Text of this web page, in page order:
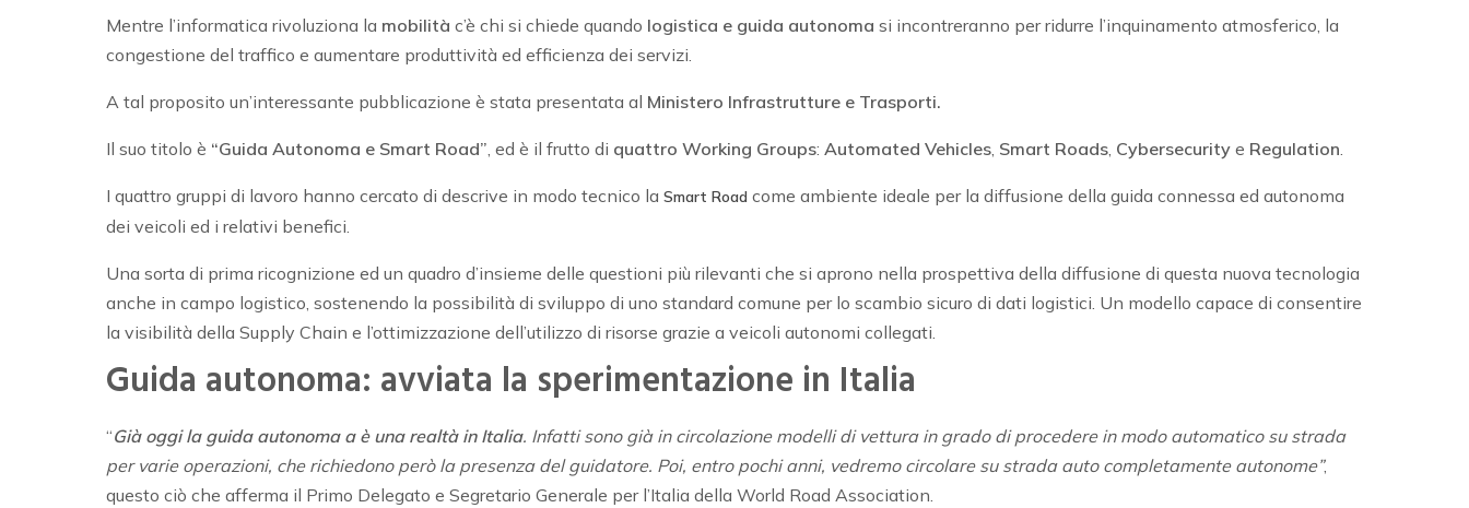
Mentre l’informatica rivoluziona la mobilità c’è chi si chiede quando logistica e guida autonoma si incontreranno per ridurre l’inquinamento atmosferico, la
congestione del traffico e aumentare produttività ed efficienza dei servizi.
A tal proposito un’interessante pubblicazione è stata presentata al Ministero Infrastrutture e Trasporti.
Il suo titolo è “Guida Autonoma e Smart Road”, ed è il frutto di quattro Working Groups: Automated Vehicles, Smart Roads, Cybersecurity e Regulation.
I quattro gruppi di lavoro hanno cercato di descrive in modo tecnico la Smart Road come ambiente ideale per la diffusione della guida connessa ed autonoma
dei veicoli ed i relativi benefici.
Una sorta di prima ricognizione ed un quadro d’insieme delle questioni più rilevanti che si aprono nella prospettiva della diffusione di questa nuova tecnologia
anche in campo logistico, sostenendo la possibilità di sviluppo di uno standard comune per lo scambio sicuro di dati logistici. Un modello capace di consentire
la visibilità della Supply Chain e l’ottimizzazione dell’utilizzo di risorse grazie a veicoli autonomi collegati.
Guida autonoma: avviata la sperimentazione in Italia
“Già oggi la guida autonoma a è una realtà in Italia. Infatti sono già in circolazione modelli di vettura in grado di procedere in modo automatico su strada
per varie operazioni, che richiedono però la presenza del guidatore. Poi, entro pochi anni, vedremo circolare su strada auto completamente autonome”,
questo ciò che afferma il Primo Delegato e Segretario Generale per l’Italia della World Road Association.